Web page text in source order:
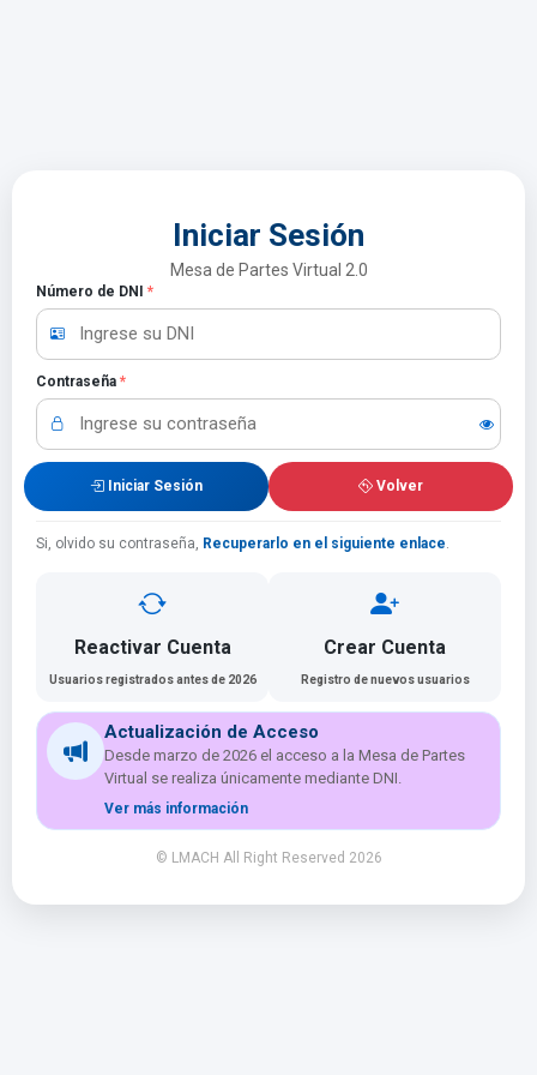
Iniciar Sesión
Mesa de Partes Virtual 2.0
Número de DNI *
Contraseña *
Iniciar Sesión Volver
Si, olvido su contraseña, Recuperarlo en el siguiente enlace.
Reactivar Cuenta
Usuarios registrados antes de 2026
Crear Cuenta
Registro de nuevos usuarios
Actualización de Acceso
Desde marzo de 2026 el acceso a la Mesa de Partes
Virtual se realiza únicamente mediante DNI.
Ver más información
© LMACH All Right Reserved 2026